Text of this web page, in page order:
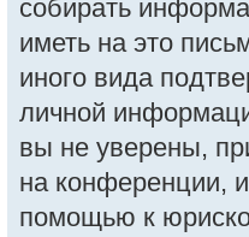
собирать
иметь на это
иного вида
личной
вы не уверены,
на конференции,
помощью к